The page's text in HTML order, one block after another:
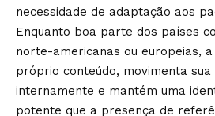
necessidade de adaptação aos
Enquanto boa parte dos países
norte-americanas ou europeias,
próprio conteúdo, movimenta sua
internamente e mantém uma
potente que a presença de